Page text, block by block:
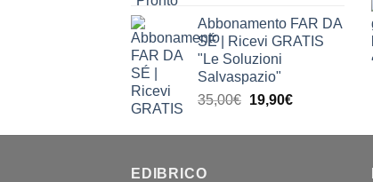
originale
era:
63,90€.
attuale
è:
Abbonamento FAR DA
SÉ | Ricevi GRATIS
"Le Soluzioni
Salvaspazio"
35,00€ Il
originale
19,90€Il
attuale
EDIBRICO